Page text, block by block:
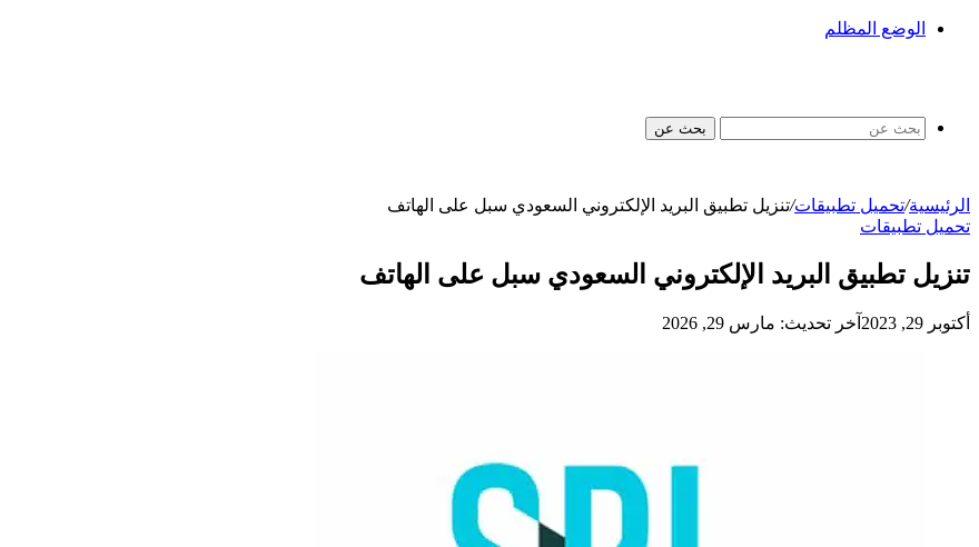
الوضع المظلم
بحث عن
الرئيسية/تحميل تطبيقات/تنزيل تطبيق البريد الإلكتروني السعودي سبل على الهاتف
تحميل تطبيقات
تنزيل تطبيق البريد الإلكتروني السعودي سبل على الهاتف
أكتوبر 29, 2023 آخر تحديث: مارس 29, 2026